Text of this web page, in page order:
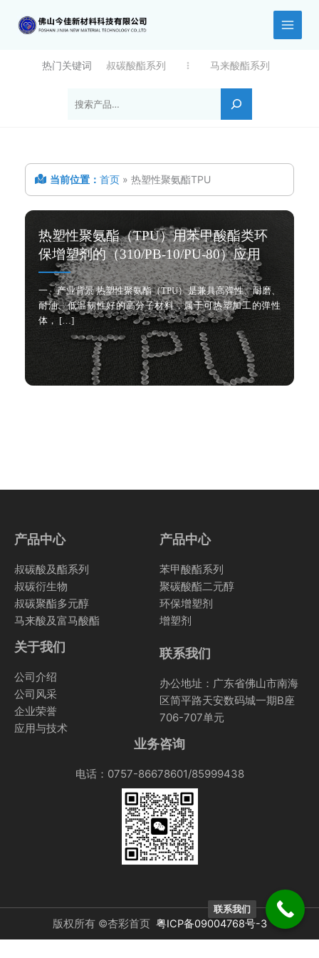
热门关键词 叔碳酸酯系列 马来酸酯系列
当前位置： 首页 » 热塑性聚氨酯TPU
热塑性聚氨酯（TPU）用苯甲酸酯类环
保增塑剂的（310/PB-10/PU-80）应用
一、产业背景 热塑性聚氨酯（TPU）是兼具高弹性、耐磨、
耐油、低温韧性好的高分子材料，属于可热塑加工的弹性
体， […]
产品中心
叔碳酸及酯系列
叔碳衍生物
叔碳聚酯多元醇
马来酸及富马酸酯
产品中心
苯甲酸酯系列
聚碳酸酯二元醇
环保增塑剂
增塑剂
关于我们
公司介绍
公司风采
企业荣誉
应用与技术
联系我们
办公地址：广东省佛山市南海
区简平路天安数码城一期B座
706-707单元
业务咨询
电话：0757-86678601/85999438
版权所有 ©杏彩首页 粤ICP备09004768号-3
联系我们